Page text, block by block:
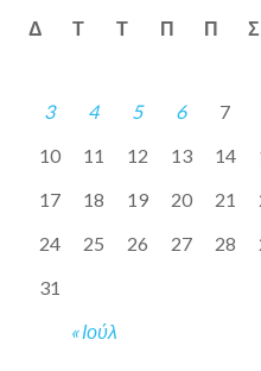
Δ Τ Τ Π Π Σ
« Ιούλ
3
4 5 6 7
10
11 12 13 14
17
18 19 20 21
24
25 26 27 28
31